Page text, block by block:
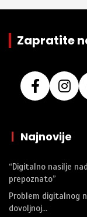
Zapratite
| Najnovije
“Digitalno nasilje
prepoznato”
Problem digitalnog
dovoljnoj…